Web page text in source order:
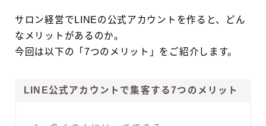
サロン経営でLINEの公式アカウントを作ると、どん
なメリットがあるのか。
今回は以下の「7つのメリット」をご紹介します。
LINE公式アカウントで集客する7つのメリット